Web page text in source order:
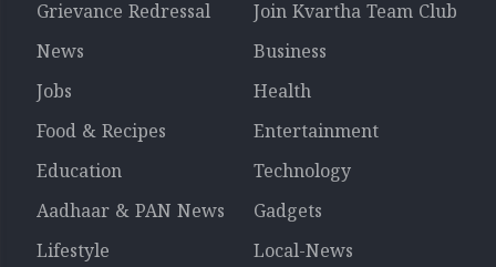
Grievance Redressal
Join Kvartha Team Club
News
Business
Jobs
Health
Food & Recipes
Entertainment
Education
Technology
Aadhaar & PAN News
Gadgets
Lifestyle
Local-News